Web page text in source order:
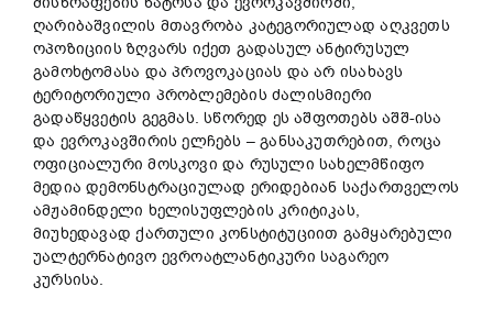
ღარიბაშვილის მთავრობა კატეგორიულად აღკვეთს
ოპოზიციის ზღვარს იქეთ გადასულ ანტირუსულ
გამოხტომასა და პროვოკაციას და არ ისახავს
ტერიტორიული პრობლემების ძალისმიერი
გადაწყვეტის გეგმას. სწორედ ეს აშფოთებს აშშ-ისა
და ევროკავშირის ელჩებს – განსაკუთრებით, როცა
ოფიციალური მოსკოვი და რუსული სახელმწიფო
მედია დემონსტრაციულად ერიდებიან საქართველოს
ამჟამინდელი ხელისუფლების კრიტიკას,
მიუხედავად ქართული კონსტიტუციით გამყარებული
უალტერნატივო ევროატლანტიკური საგარეო
კურსისა.